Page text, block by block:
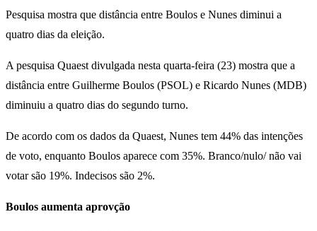
Pesquisa mostra que distância entre Boulos e Nunes diminui a
quatro dias da eleição.
A pesquisa Quaest divulgada nesta quarta-feira (23) mostra que a
distância entre Guilherme Boulos (PSOL) e Ricardo Nunes (MDB)
diminuiu a quatro dias do segundo turno.
De acordo com os dados da Quaest, Nunes tem 44% das intenções
de voto, enquanto Boulos aparece com 35%. Branco/nulo/ não vai
votar são 19%. Indecisos são 2%.
Boulos aumenta aprovção